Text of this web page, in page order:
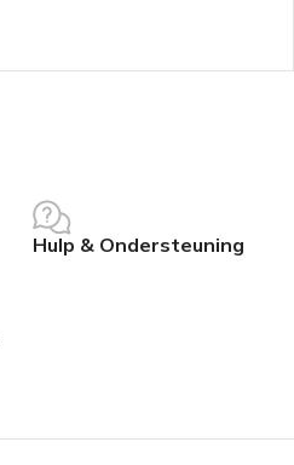
Hulp & Ondersteuning